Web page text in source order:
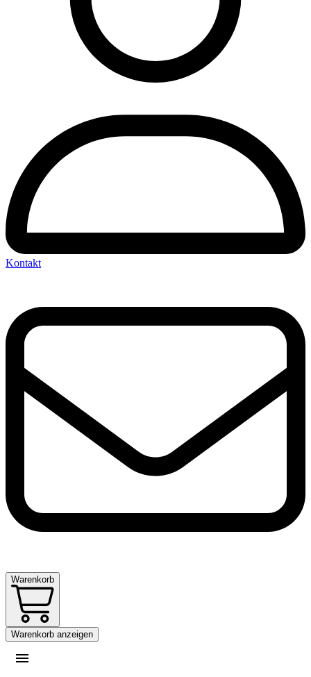
Kontakt
Warenkorb
Warenkorb anzeigen